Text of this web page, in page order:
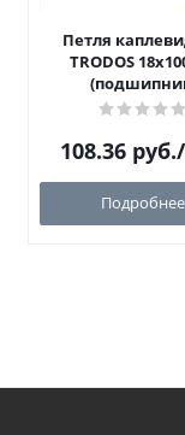
Петля
TRODOS
108.36 руб.
Подробнее